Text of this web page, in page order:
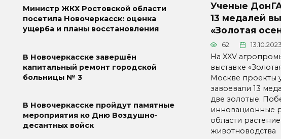
Ученые
13 медалей
«Золотая
62 13.10.2023
На XXV
выставке
Москве проекты
завоевали 13
две золотые.
инновационные
области
животноводства
Министр ЖКХ Ростовской области
посетила Новочеркасск: оценка
ущерба и планы восстановления
В Новочеркасске завершён
капитальный ремонт городской
больницы № 3
В Новочеркасске пройдут памятные
мероприятия ко Дню Воздушно-
десантных войск